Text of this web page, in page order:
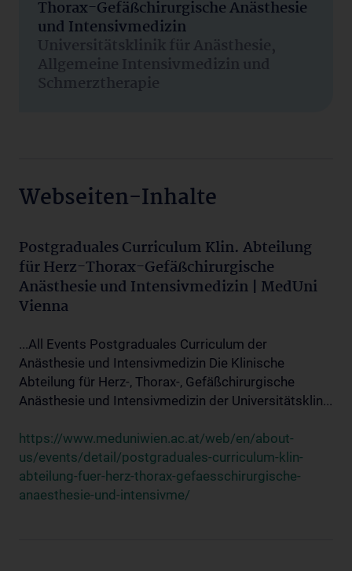
Thorax-Gefäßchirurgische Anästhesie
und Intensivmedizin
Universitätsklinik für Anästhesie,
Allgemeine Intensivmedizin und
Schmerztherapie
Webseiten-Inhalte
Postgraduales Curriculum Klin. Abteilung
für Herz-Thorax-Gefäßchirurgische
Anästhesie und Intensivmedizin | MedUni
Vienna
...All Events Postgraduales Curriculum der
Anästhesie und Intensivmedizin Die Klinische
Abteilung für Herz-, Thorax-, Gefäßchirurgische
Anästhesie und Intensivmedizin der Universitätsklin...
https://www.meduniwien.ac.at/web/en/about-
us/events/detail/postgraduales-curriculum-klin-
abteilung-fuer-herz-thorax-gefaesschirurgische-
anaesthesie-und-intensivme/